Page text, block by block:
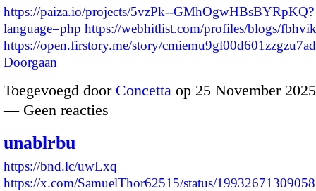
https://paiza.io/projects/5vzPk--GMhOgwHBsBYRpKQ?
language=php https://webhitlist.com/profiles/blogs/
https://open.firstory.me/story/
Doorgaan
Toegevoegd door Concetta op 25 November
— Geen reacties
unablrbu
https://bnd.lc/uwLxq
https://x.com/SamuelThor62515/status/